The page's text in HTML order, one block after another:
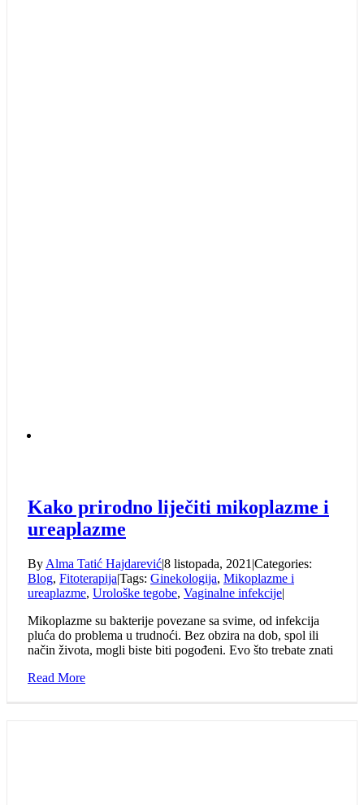
Kako prirodno liječiti mikoplazme i
ureaplazme
By Alma Tatić Hajdarević|8 listopada, 2021 |Categories:
Blog, Fitoterapija|Tags: Ginekologija, Mikoplazme i
ureaplazme, Urološke tegobe, Vaginalne infekcije|
Mikoplazme su bakterije povezane sa svime, od infekcija
pluća do problema u trudnoći. Bez obzira na dob, spol ili
način života, mogli biste biti pogođeni. Evo što trebate znati
Read More